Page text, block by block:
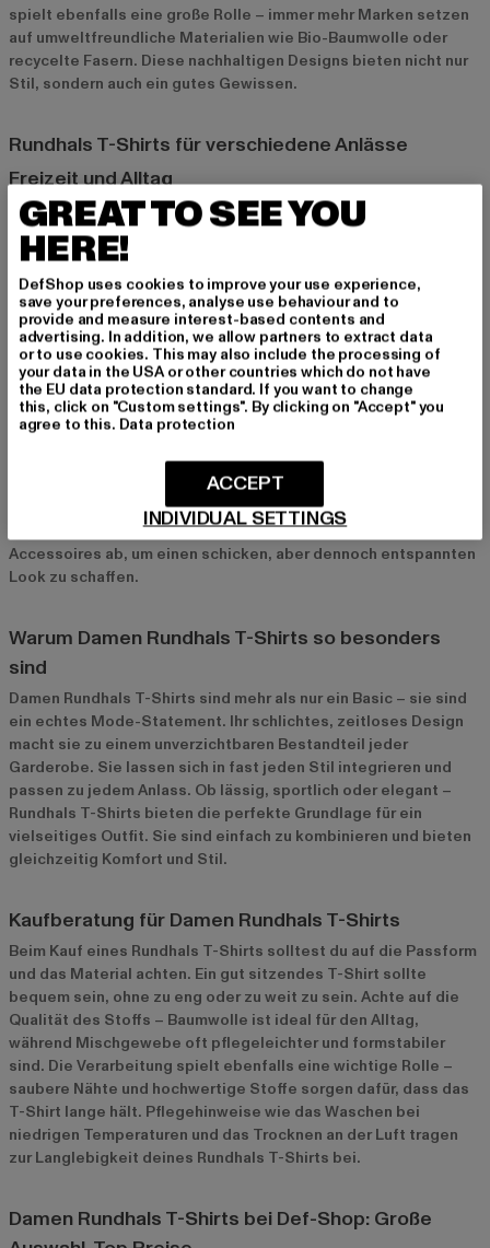
spielt ebenfalls eine große Rolle – immer mehr Marken setzen
auf umweltfreundliche Materialien wie Bio-Baumwolle oder
recycelte Fasern. Diese nachhaltigen Designs bieten nicht nur
Stil, sondern auch ein gutes Gewissen.
Rundhals T-Shirts für verschiedene Anlässe
Freizeit und Alltag
Rundhals T-Shirts sind die perfekte Wahl für den Alltag. Sie
bieten Komfort und Stil und lassen sich leicht mit Jeans,
Leggings oder Röcken kombinieren. Für einen entspannten
Freizeitlook kannst du ein Oversized T-Shirt mit Sneakers und
einer bequemen Hose tragen – ideal für einen entspannten Tag
in der Stadt oder zu Hause.
Streetwear und elegante Looks
Auch für Streetwear-Looks sind Rundhals T-Shirts ein
unverzichtbares Element. Kombiniere sie mit Jogginghosen,
Cargo-Pants oder weiten Jeans, um einen coolen und lässigen
Style zu kreieren. Für elegantere Anlässe kannst du ein eng
anliegendes Rundhals T-Shirt mit einem Blazer und einer
schmalen Hose kombinieren. Runde das Outfit mit passenden
Accessoires ab, um einen schicken, aber dennoch entspannten
Look zu schaffen.
Warum Damen Rundhals T-Shirts so besonders
sind
Damen Rundhals T-Shirts sind mehr als nur ein Basic – sie sind
ein echtes Mode-Statement. Ihr schlichtes, zeitloses Design
macht sie zu einem unverzichtbaren Bestandteil jeder
Garderobe. Sie lassen sich in fast jeden Stil integrieren und
passen zu jedem Anlass. Ob lässig, sportlich oder elegant –
Rundhals T-Shirts bieten die perfekte Grundlage für ein
vielseitiges Outfit. Sie sind einfach zu kombinieren und bieten
gleichzeitig Komfort und Stil.
Kaufberatung für Damen Rundhals T-Shirts
Beim Kauf eines Rundhals T-Shirts solltest du auf die Passform
und das Material achten. Ein gut sitzendes T-Shirt sollte
bequem sein, ohne zu eng oder zu weit zu sein. Achte auf die
Qualität des Stoffs – Baumwolle ist ideal für den Alltag,
während Mischgewebe oft pflegeleichter und formstabiler
sind. Die Verarbeitung spielt ebenfalls eine wichtige Rolle –
saubere Nähte und hochwertige Stoffe sorgen dafür, dass das
T-Shirt lange hält. Pflegehinweise wie das Waschen bei
niedrigen Temperaturen und das Trocknen an der Luft tragen
zur Langlebigkeit deines Rundhals T-Shirts bei.
Damen Rundhals T-Shirts bei Def-Shop: Große
GREAT TO SEE YOU
HERE!
DefShop uses cookies to improve your use experience,
save your preferences, analyse use behaviour and to
provide and measure interest-based contents and
advertising. In addition, we allow partners to extract data
or to use cookies. This may also include the processing of
your data in the USA or other countries which do not have
the EU data protection standard. If you want to change
this, click on "Custom settings". By clicking on "Accept" you
agree to this. Data protection
INDIVIDUAL SETTINGS
ACCEPT